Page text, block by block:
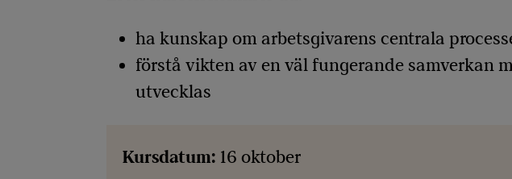
ha kunskap om arbetsgivarens centrala
förstå vikten av en väl fungerande samverkan
utvecklas
Kursdatum: 16 oktober